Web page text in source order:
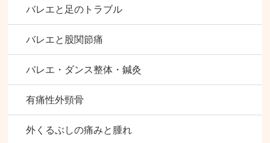
バレエと足のトラブル
バレエと股関節痛
バレエ・ダンス整体・鍼灸
有痛性外頸骨
外くるぶしの痛みと腫れ